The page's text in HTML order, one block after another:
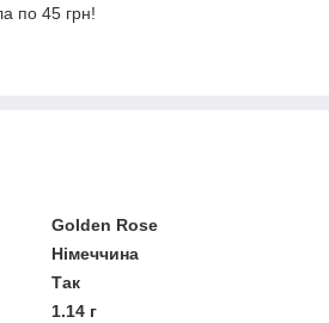
по 45 грн!
Golden Rose
Німеччина
Так
1.14 г